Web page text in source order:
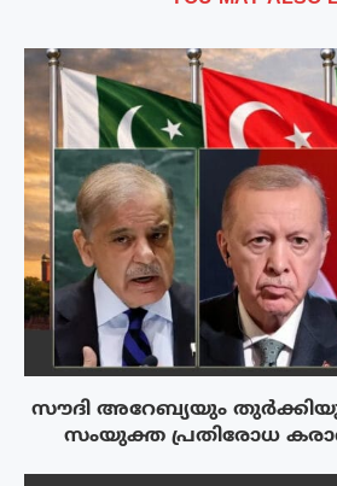
സൗദി അറേബ്യയും
സംയുക്ത പ്രതിരോധ